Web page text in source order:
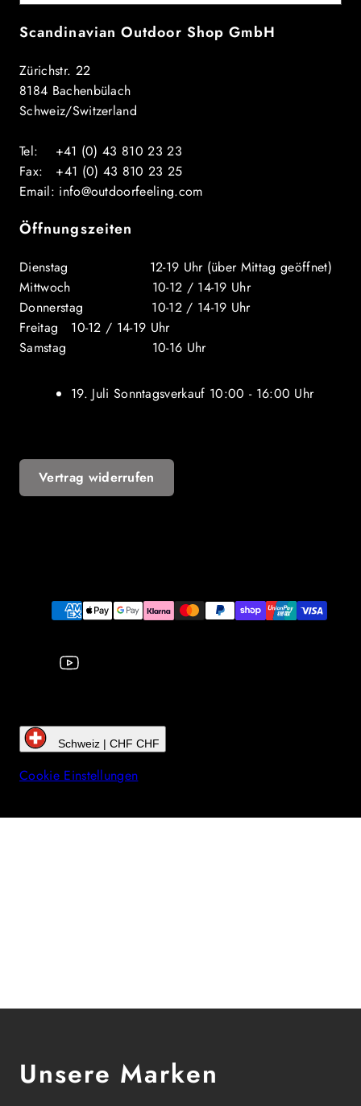
Scandinavian Outdoor Shop GmbH
Zürichstr. 22
8184 Bachenbülach
Schweiz/Switzerland
Tel: +41 (0) 43 810 23 23
Fax: +41 (0) 43 810 23 25
Email: info@outdoorfeeling.com
Öffnungszeiten
Dienstag 12-19 Uhr (über Mittag geöffnet)
Mittwoch 10-12 / 14-19 Uhr
Donnerstag 10-12 / 14-19 Uhr
Freitag 10-12 / 14-19 Uhr
Samstag 10-16 Uhr
19. Juli Sonntagsverkauf 10:00 - 16:00 Uhr
Vertrag widerrufen
Zahlungsarten
YouTube
Schweiz | CHF CHF
Cookie Einstellungen
Unsere Marken